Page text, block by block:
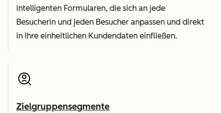
intelligenten Formularen, die sich an jede
Besucherin und jeden Besucher anpassen und direkt
in Ihre einheitlichen Kundendaten einfließen.
Zielgruppensegmente